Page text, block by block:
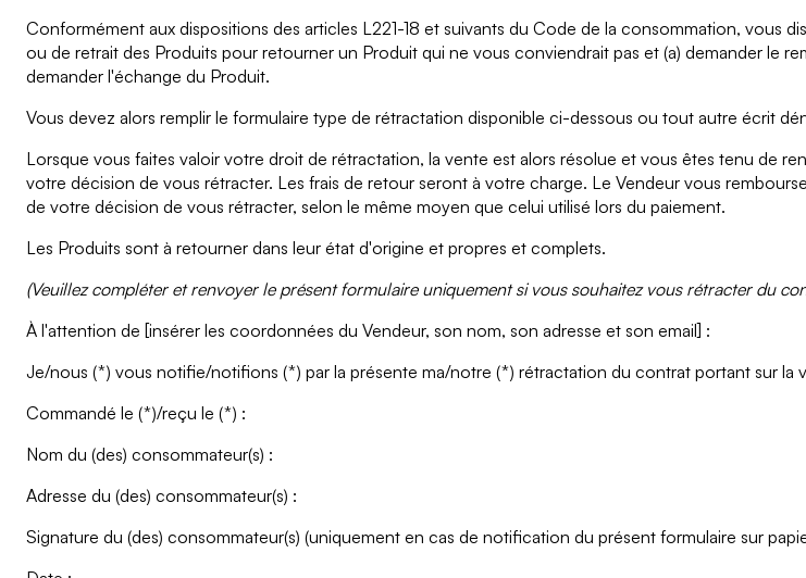
Conformément aux dispositions des articles L221-18 et suivants du Code de la consommation, vous
ou de retrait des Produits pour retourner un Produit qui ne vous conviendrait pas et (a) demander le
demander l'échange du Produit.
Vous devez alors remplir le formulaire type de rétractation disponible ci-dessous ou tout autre écrit
Lorsque vous faites valoir votre droit de rétractation, la vente est alors résolue et vous êtes tenu de
votre décision de vous rétracter. Les frais de retour seront à votre charge. Le Vendeur vous
de votre décision de vous rétracter, selon le même moyen que celui utilisé lors du paiement.
Les Produits sont à retourner dans leur état d'origine et propres et complets.
(Veuillez compléter et renvoyer le présent formulaire uniquement si vous souhaitez vous rétracter du
À l'attention de [insérer les coordonnées du Vendeur, son nom, son adresse et son email] :
Je/nous (*) vous notifie/notifions (*) par la présente ma/notre (*) rétractation du contrat portant sur la
Commandé le (*)/reçu le (*) :
Nom du (des) consommateur(s) :
Adresse du (des) consommateur(s) :
Signature du (des) consommateur(s) (uniquement en cas de notification du présent formulaire sur